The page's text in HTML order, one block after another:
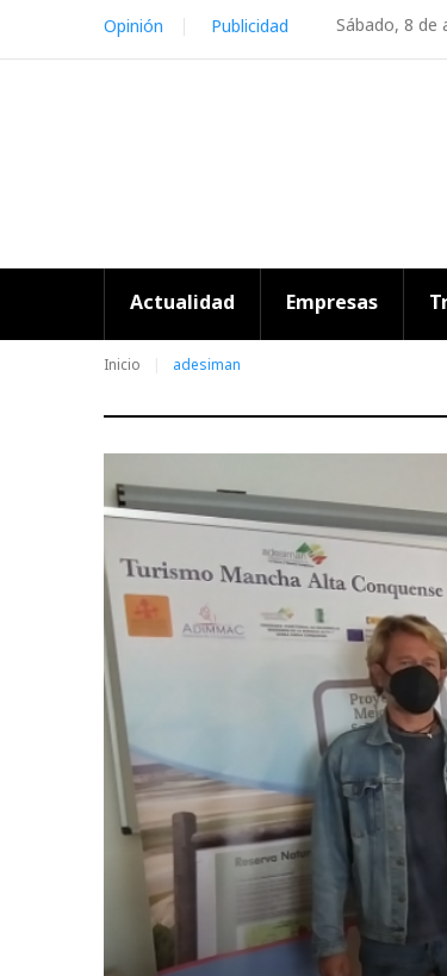
content
Sábado, 8 de
Opinión Publicidad
Actualidad Empresas
Inicio adesiman
Etiqueta:
adesiman